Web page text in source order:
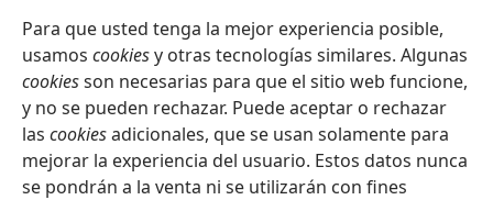
Para que usted tenga la mejor experiencia posible,
usamos cookiesy otras tecnologías similares. Algunas
cookiesson necesarias para que el sitio web funcione,
y no se pueden rechazar. Puede aceptar o rechazar
las cookiesadicionales, que se usan solamente para
mejorar la experiencia del usuario. Estos datos nunca
se pondrán a la venta ni se utilizarán con fines